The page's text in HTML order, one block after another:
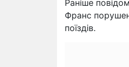
Раніше
Франс
поїздів.